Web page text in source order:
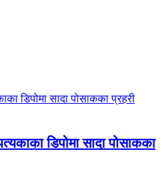
डिपोमा सादा पोसाकका